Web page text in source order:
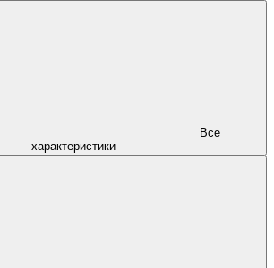
характеристики